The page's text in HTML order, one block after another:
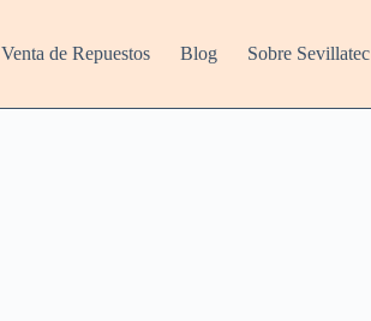
Venta de Repuestos Blog Sobre Sevillatec